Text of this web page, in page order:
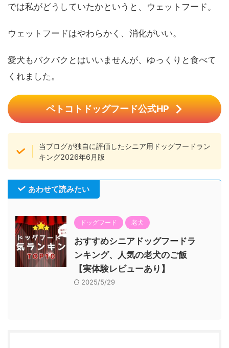
では私がどうしていたかというと、ウェットフード。
ウェットフードはやわらかく、消化がいい。
愛犬もバクバクとはいいませんが、ゆっくりと食べて
くれました。
ペトコトドッグフード公式HP
当ブログが独自に評価したシニア用ドッグフードラン
キング2026年6月版
あわせて読みたい
ドッグフード 老犬
おすすめシニアドッグフードラ
ンキング、人気の老犬のご飯
【実体験レビューあり】
2025/5/29